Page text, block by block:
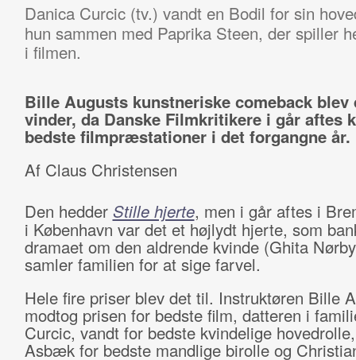
Danica Curcic (tv.) vandt en Bodil for sin
hun sammen med Paprika Steen, der spiller
i filmen.
Bille Augusts kunstneriske comeback blev
vinder, da Danske Filmkritikere i går aftes
bedste filmpræstationer i det forgangne år.
Af Claus Christensen
Den hedder Stille hjerte, men i går aftes i
i København var det et højlydt hjerte, som
dramaet om den aldrende kvinde (Ghita
samler familien for at sige farvel.
Hele fire priser blev det til. Instruktøren Bille
modtog prisen for bedste film, datteren i
Curcic, vandt for bedste kvindelige
Asbæk for bedste mandlige birolle og